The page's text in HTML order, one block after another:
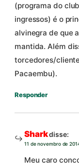
(programa do
ingressos) é o
alvinegra de que
mantida. Além
torcedores/
Pacaembu).
Responder
Sharkdisse:
11 de novembro de
Meu caro